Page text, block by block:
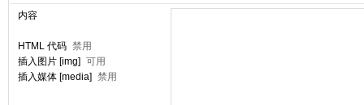
内容
HTML 代码 禁用
插入图片 [img] 可用
插入媒体 [media] 禁用